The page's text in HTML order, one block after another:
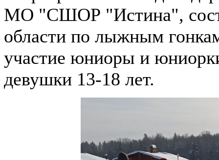
МО "СШОР "Истина",
области по лыжным
участие юниоры и
девушки 13-18 лет.